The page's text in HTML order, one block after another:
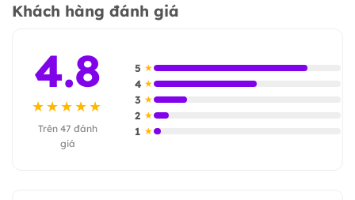
Khách hàng đánh giá
4.8
★★★★★
Trên 47 đánh
giá
5 ★
4 ★
3 ★
2 ★
1 ★